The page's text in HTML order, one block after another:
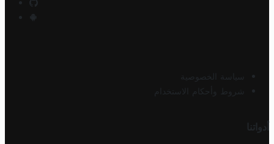
سياسة الخصوصية
شروط وأحكام الاستخدام
أدواتنا